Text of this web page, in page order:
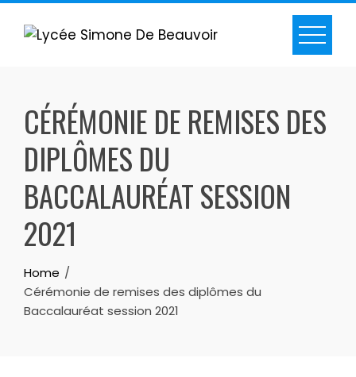
CÉRÉMONIE DE REMISES DES
DIPLÔMES DU
BACCALAURÉAT SESSION
2021
Home
Cérémonie de remises des diplômes du
Baccalauréat session 2021